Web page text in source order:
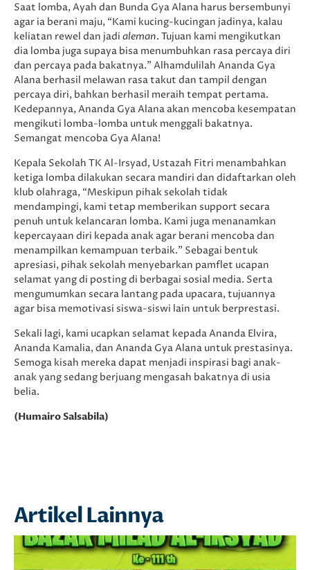
Saat lomba, Ayah dan Bunda Gya Alana harus bersembunyi
agar ia berani maju, “Kami kucing-kucingan jadinya, kalau
keliatan rewel dan jadi aleman. Tujuan kami mengikutkan
dia lomba juga supaya bisa menumbuhkan rasa percaya diri
dan percaya pada bakatnya.” Alhamdulilah Ananda Gya
Alana berhasil melawan rasa takut dan tampil dengan
percaya diri, bahkan berhasil meraih tempat pertama.
Kedepannya, Ananda Gya Alana akan mencoba kesempatan
mengikuti lomba-lomba untuk menggali bakatnya.
Semangat mencoba Gya Alana!
Kepala Sekolah TK Al-Irsyad, Ustazah Fitri menambahkan
ketiga lomba dilakukan secara mandiri dan didaftarkan oleh
klub olahraga, “Meskipun pihak sekolah tidak
mendampingi, kami tetap memberikan support secara
penuh untuk kelancaran lomba. Kami juga menanamkan
kepercayaan diri kepada anak agar berani mencoba dan
menampilkan kemampuan terbaik.” Sebagai bentuk
apresiasi, pihak sekolah menyebarkan pamflet ucapan
selamat yang di posting di berbagai sosial media. Serta
mengumumkan secara lantang pada upacara, tujuannya
agar bisa memotivasi siswa-siswi lain untuk berprestasi.
Sekali lagi, kami ucapkan selamat kepada Ananda Elvira,
Ananda Kamalia, dan Ananda Gya Alana untuk prestasinya.
Semoga kisah mereka dapat menjadi inspirasi bagi anak-
anak yang sedang berjuang mengasah bakatnya di usia
belia.
(Humairo Salsabila)
Artikel Lainnya